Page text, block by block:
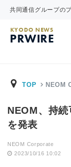
共同通信グループの
KYODO NEWS
PRWIRE
TOP NEOM
NEOM、持続
を発表
NEOM Corporate
2023/10/16 10:02